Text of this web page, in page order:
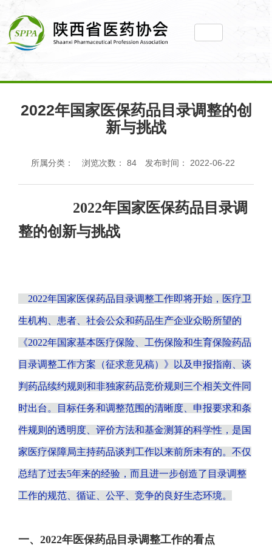
您当前所在位置： 主页 >新闻动态 >
2022年国家医保药品目录调整
的创新与挑战
2022年国家医保药品目录调整的创
新与挑战
所属分类： 浏览次数： 84 发布时间： 2022-06-22
2022年国家医保药品目录调
整的创新与挑战
2022年国家医保药品目录调整工作即将开始，医疗卫
生机构、患者、社会公众和药品生产企业众盼所望的
《2022年国家基本医疗保险、工伤保险和生育保险药品
目录调整工作方案（征求意见稿）》以及申报指南、谈
判药品续约规则和非独家药品竞价规则三个相关文件同
时出台。目标任务和调整范围的清晰度、申报要求和条
件规则的透明度、评价方法和基金测算的科学性，是国
家医疗保障局主持药品谈判工作以来前所未有的。不仅
总结了过去5年来的经验，而且进一步创造了目录调整
工作的规范、循证、公平、竞争的良好生态环境。
一、2022年医保药品目录调整工作的看点